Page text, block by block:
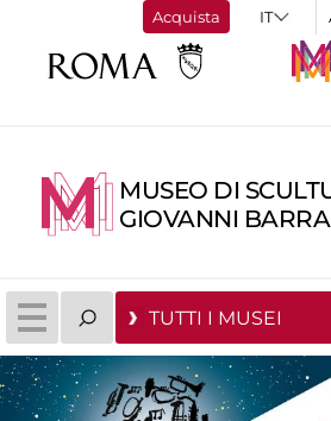
Acquista
MUSEO DI
GIOVANNI
TUTTI I MUSEI